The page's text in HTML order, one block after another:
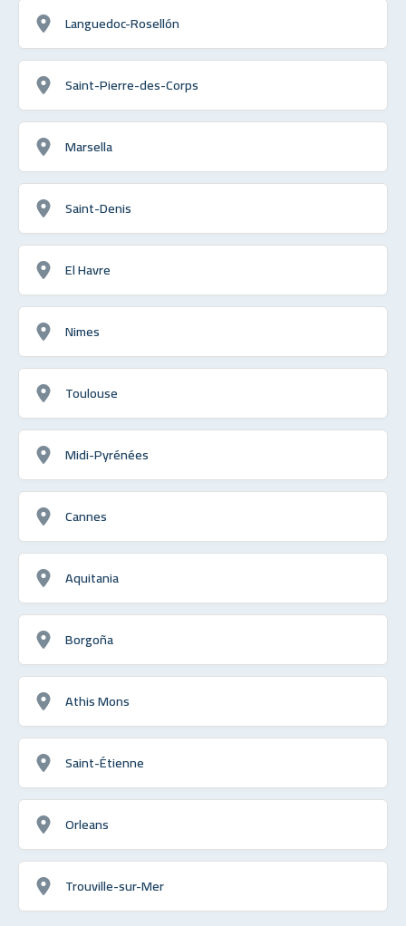
Languedoc-Rosellón
Saint-Pierre-des-Corps
Marsella
Saint-Denis
El Havre
Nimes
Toulouse
Midi-Pyrénées
Cannes
Aquitania
Borgoña
Athis Mons
Saint-Étienne
Orleans
Trouville-sur-Mer